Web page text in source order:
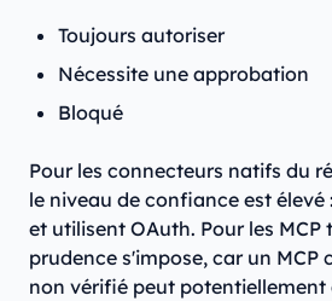
Toujours autoriser
Nécessite une approbation
Bloqué
Pour les connecteurs natifs du
le niveau de confiance est élevé
et utilisent OAuth. Pour les MCP
prudence s'impose, car un MCP
non vérifié peut potentiellement